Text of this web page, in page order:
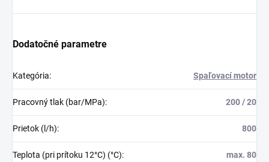
Dodatočné parametre
Kategória: Spaľovací motor
Pracovný tlak (bar/MPa): 200 / 20
Prietok (l/h): 800
Teplota (pri prítoku 12°C) (°C): max. 80